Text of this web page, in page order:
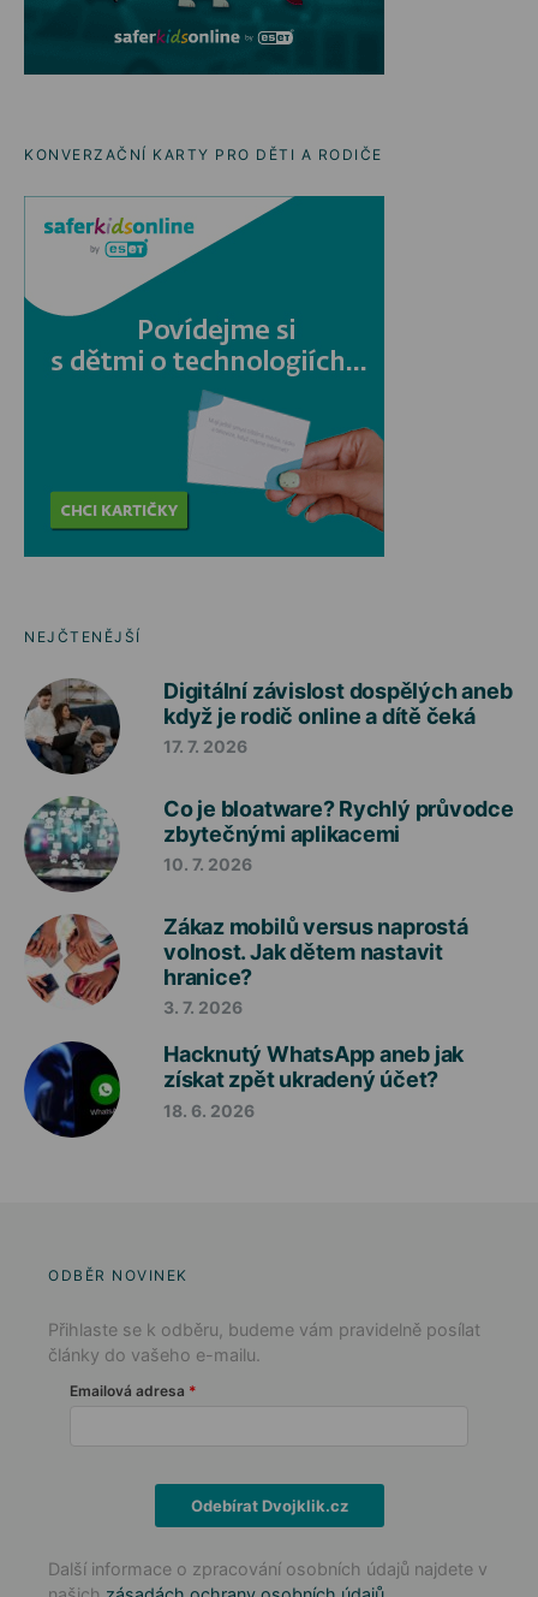
KONVERZAČNÍ KARTY PRO DĚTI A RODIČE
NEJČTENĚJŠÍ
Digitální závislost dospělých aneb
když je rodič online a dítě čeká
17. 7. 2026
Co je bloatware? Rychlý průvodce
zbytečnými aplikacemi
10. 7. 2026
Zákaz mobilů versus naprostá
volnost. Jak dětem nastavit
hranice?
3. 7. 2026
Hacknutý WhatsApp aneb jak
získat zpět ukradený účet?
18. 6. 2026
ODBĚR NOVINEK
Přihlaste se k odběru, budeme vám pravidelně posílat
články do vašeho e-mailu.
Emailová adresa
Odebírat Dvojklik.cz
Další informace o zpracování osobních údajů najdete v